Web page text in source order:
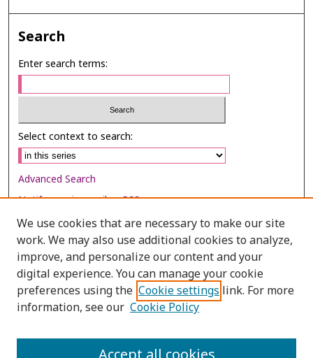
Search
Enter search terms:
Select context to search:
Advanced Search
Notify me via email orRSS
Browse
Collections
Disciplines
Authors
We use cookies that are necessary to make our site
work. We may also use additional cookies to analyze,
improve, and personalize our content and your
digital experience. You can manage your cookie
preferences using the Cookie settings link. For more
information, see our Cookie Policy